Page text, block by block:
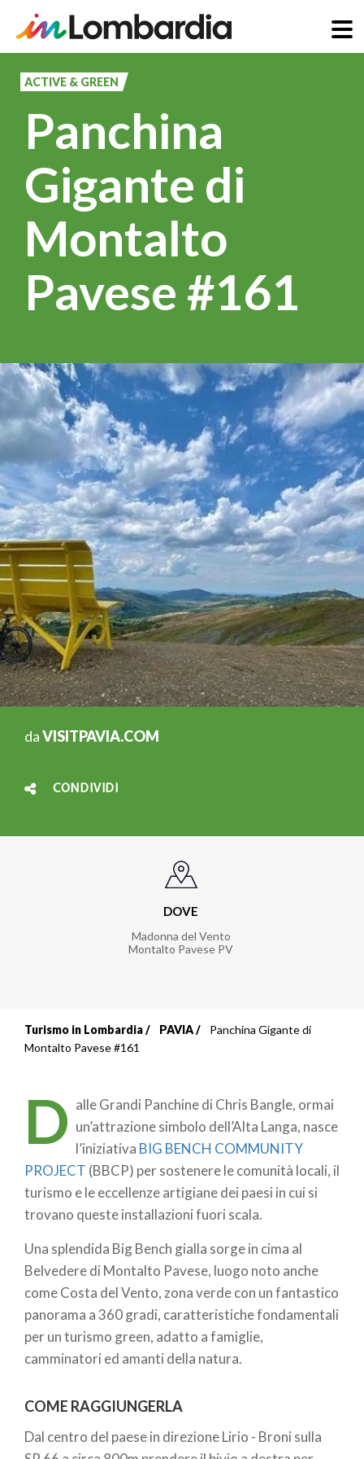
principale
ACTIVE & GREEN
Panchina
Gigante di
Montalto
Pavese #161
daVISITPAVIA.COM
CONDIVIDI
DOVE
Madonna del Vento
Montalto Pavese PV
Briciole
pane
Turismo in Lombardia PAVIA
Panchina Gigante di
Montalto Pavese #161
D alle Grandi Panchine di Chris Bangle, ormai
un’attrazione simbolo dell’Alta Langa, nasce
l’iniziativa BIG BENCH COMMUNITY
PROJECT (BBCP) per sostenere le comunità locali, il
turismo e le eccellenze artigiane dei paesi in cui si
trovano queste installazioni fuori scala.
Una splendida Big Bench gialla sorge in cima al
Belvedere di Montalto Pavese, luogo noto anche
come Costa del Vento, zona verde con un fantastico
panorama a 360 gradi, caratteristiche fondamentali
per un turismo green, adatto a famiglie,
camminatori ed amanti della natura.
COME RAGGIUNGERLA
Dal centro del paese in direzione Lirio - Broni sulla